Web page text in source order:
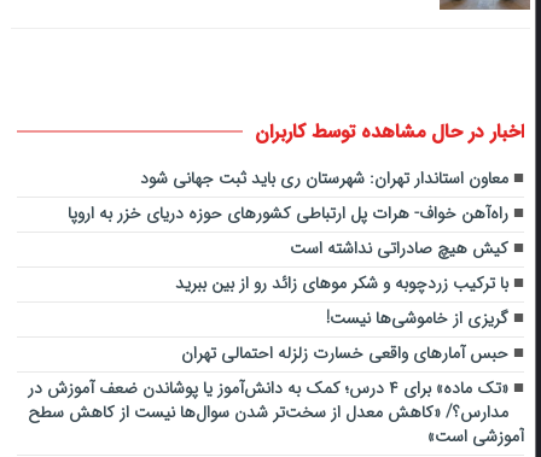
اخبار در حال مشاهده توسط کاربران
معاون استاندار تهران: شهرستان ری باید ثبت جهانی شود
راه‌آهن خواف- هرات پل ارتباطی کشورهای حوزه دریای خزر به اروپا
کیش هیچ صادراتی نداشته است
با ترکیب زردچوبه و شکر موهای زائد رو از بین ببرید
گریزی از خاموشی‌ها نیست!
حبس آمارهای واقعی خسارت زلزله احتمالی تهران
«تک ماده» برای ۴ درس؛ کمک به دانش‌آموز یا پوشاندن ضعف آموزش در
مدارس؟/ «کاهش معدل از سخت‌تر شدن سوال‌ها نیست از کاهش سطح
آموزشی است»